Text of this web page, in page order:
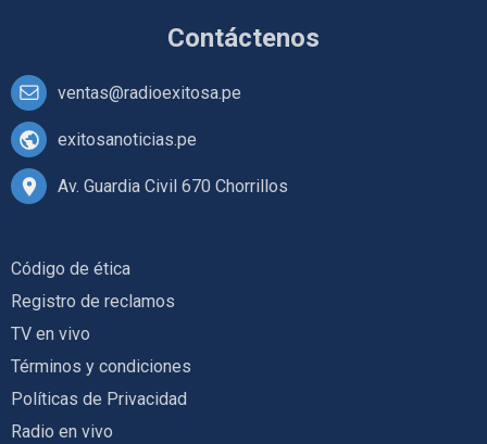
Contáctenos
ventas@radioexitosa.pe
exitosanoticias.pe
Av. Guardia Civil 670 Chorrillos
Código de ética
Registro de reclamos
TV en vivo
Términos y condiciones
Políticas de Privacidad
Radio en vivo